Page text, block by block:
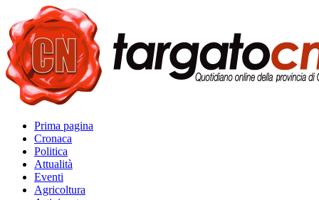
Prima pagina
Cronaca
Politica
Attualità
Eventi
Agricoltura